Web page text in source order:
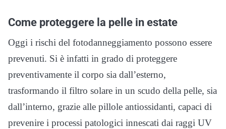
Come proteggere la pelle in estate
Oggi i rischi del fotodanneggiamento possono essere
prevenuti. Si è infatti in grado di proteggere
preventivamente il corpo sia dall’esterno,
trasformando il filtro solare in un scudo della pelle, sia
dall’interno, grazie alle pillole antiossidanti, capaci di
prevenire i processi patologici innescati dai raggi UV